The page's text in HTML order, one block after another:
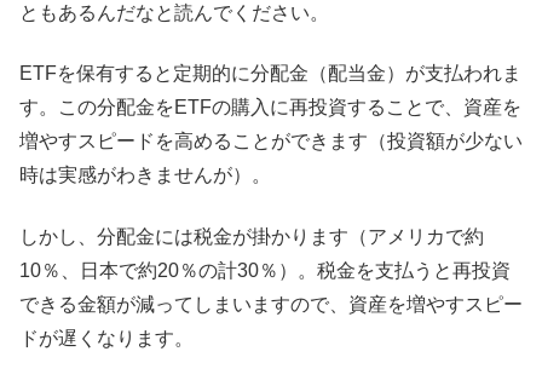
ともあるんだなと読んでください。
ETFを保有すると定期的に分配金（配当金）が支払われま
す。この分配金をETFの購入に再投資することで、資産を
増やすスピードを高めることができます（投資額が少ない
時は実感がわきませんが）。
しかし、分配金には税金が掛かります（アメリカで約
10％、日本で約20％の計30％）。税金を支払うと再投資
できる金額が減ってしまいますので、資産を増やすスピー
ドが遅くなります。